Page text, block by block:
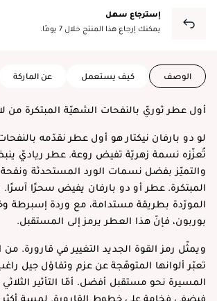
إسترجاع سهل
يمكنك إرجاع هذا المنتج خلال 7 يومًا.
الوصف كيف يستعمل عن الماركة
أول عطر ثوريّ بالنفحات الشهيّة المبتكرة من
لو دو بارفان نيكتار هو أول عطر نقدّمه
تُعزّزه نسمة زهريّة تفيض روعة. عطر رياديّ
والتميّز بفضل نسمات الورد المستحدثة
المبتكرة. عطر أو دو بارفان يفيض سحرًا
المورّدة بطريقة مستدامة، مع وردة إسبرطة
بوربون، فإنّ هذا العطر يرمز إلى المستقبل.
ويمثّل رمز القوة الجديد التغيير في قارورة. من
تعبّر ألوانها المتوهّجة عن عزم وتفاؤل جيل
المسيرة نحو مستقبل أفضل. أمّا التأثير الثلاثي